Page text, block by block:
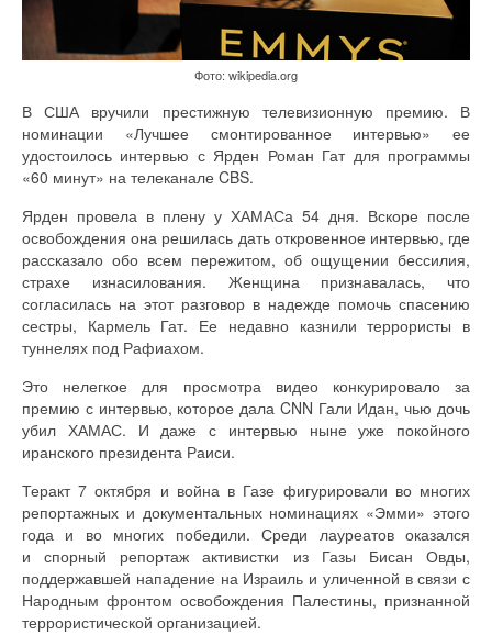
Фото: wikipedia.org
В США вручили престижную телевизионную премию. В
номинации «Лучшее смонтированное интервью» ее
удостоилось интервью с Ярден Роман Гат для программы
«60 минут» на телеканале CBS.
Ярден провела в плену у ХАМАСа 54 дня. Вскоре после
освобождения она решилась дать откровенное интервью, где
рассказало обо всем пережитом, об ощущении бессилия,
страхе изнасилования. Женщина признавалась, что
согласилась на этот разговор в надежде помочь спасению
сестры, Кармель Гат. Ее недавно казнили террористы в
туннелях под Рафиахом.
Это нелегкое для просмотра видео конкурировало за
премию с интервью, которое дала CNN Гали Идан, чью дочь
убил ХАМАС. И даже с интервью ныне уже покойного
иранского президента Раиси.
Теракт 7 октября и война в Газе фигурировали во многих
репортажных и документальных номинациях «Эмми» этого
года и во многих победили. Среди лауреатов оказался
и спорный репортаж активистки из Газы Бисан Овды,
поддержавшей нападение на Израиль и уличенной в связи с
Народным фронтом освобождения Палестины, признанной
террористической организацией.